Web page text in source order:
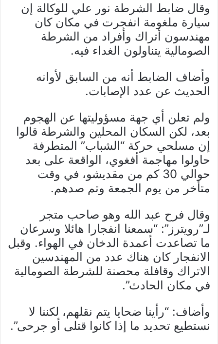
وقال ضابط الشرطة نور علي للوكالة إن
سيارة ملغومة انفجرت في مكان كان
مهندسون أتراك وأفراد من الشرطة
الصومالية يتناولون الغداء فيه.
وأضاف الضابط أنه من السابق لأوانه
الحديث عن عدد الإصابات.
ولم تعلن أي جهة مسؤوليتها عن الهجوم
بعد، لكن السكان المحلين والشرطة قالوا
إن مسلحي حركة “الشباب” المتطرفة
حاولوا مهاجمة أفغوي، الواقعة على بعد
حوالي 30 كم من مقديشو، في وقت
متأخر من يوم الجمعة وتم صدهم.
وقال فرح عبد الله وهو صاحب متجر
لـ”رويترز”: “سمعنا انفجارا هائلا وسرعان
ما تصاعدت أعمدة الدخان في الهواء. وقبل
الانفجار كان هناك عدد من المهندسين
الاتراك وقافلة محصنة للشرطة الصومالية
في مكان الحادث”.
وأضاف: “رأينا ضحايا يتم نقلهم، لكننا لا
نستطيع تحديد ما إذا كانوا قتلى أو جرحى”.